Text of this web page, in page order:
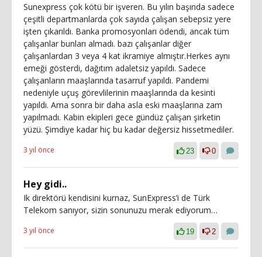
Sunexpress çok kötü bir işveren. Bu yılın başında sadece
çeşitli departmanlarda çok sayıda çalışan sebepsiz yere
işten çıkarıldı. Banka promosyonları ödendi, ancak tüm
çalışanlar bunları almadı. bazı çalışanlar diğer
çalışanlardan 3 veya 4 kat ikramiye almıştır.Herkes aynı
emeği gösterdi, dağıtım adaletsiz yapıldı. Sadece
çalışanların maaşlarında tasarruf yapıldı. Pandemi
nedeniyle uçuş görevlilerinin maaşlarında da kesinti
yapıldı. Ama sonra bir daha asla eski maaşlarına zam
yapılmadı. Kabin ekipleri gece gündüz çalışan şirketin
yüzü. Şimdiye kadar hiç bu kadar değersiz hissetmediler.
3 yıl önce 23 0
Hey gidi..
Ik direktörü kendisini kurnaz, SunExpress’i de Türk
Telekom sanıyor, sizin sonunuzu merak ediyorum…
3 yıl önce 19 2